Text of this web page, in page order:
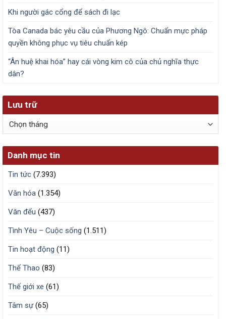
Khi người gác cổng để sách đi lạc
Tòa Canada bác yêu cầu của Phương Ngô: Chuẩn mực pháp
quyền không phục vụ tiêu chuẩn kép
“Ân huệ khai hóa” hay cái vòng kim cô của chủ nghĩa thực
dân?
Lưu trữ
Lưu
Danh mục tin
Tin tức (7.393)
Văn hóa (1.354)
Văn đểu (437)
Tình Yêu – Cuộc sống (1.511)
Tin hoạt động (11)
Thể Thao (83)
Thế giới xe (61)
Tâm sự(65)